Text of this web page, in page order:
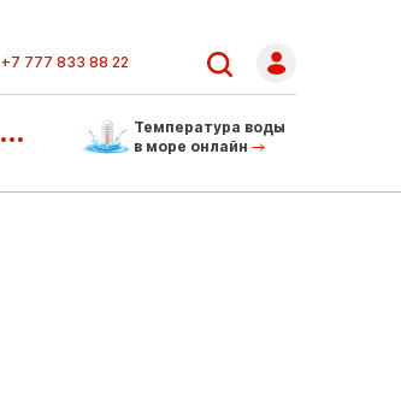
+7 777 833 88 22
...
Температура воды
в море онлайн